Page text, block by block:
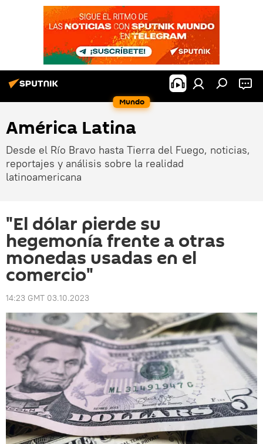
Mundo
América Latina
Desde el Río Bravo hasta Tierra del Fuego, noticias,
reportajes y análisis sobre la realidad
latinoamericana
"El dólar pierde su
hegemonía frente a otras
monedas usadas en el
comercio"
14:23 GMT 03.10.2023